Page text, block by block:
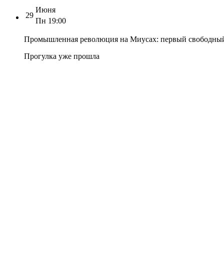
29
Июня
Пн 19:00
Промышленная революция на Миусах: первый
Прогулка уже прошла